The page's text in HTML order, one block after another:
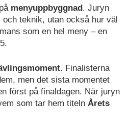
menyuppbyggnad. Juryn
och teknik, utan också hur väl
som en hel meny – en
. Finalisterna
men det sista momentet
först på finaldagen. När juryn
som tar hem titeln Årets